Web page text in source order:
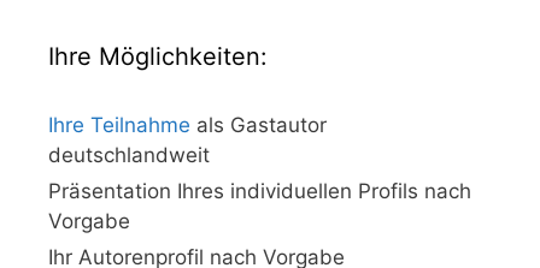
Ihre Möglichkeiten:
Ihre Teilnahme als Gastautor
deutschlandweit
Präsentation Ihres individuellen Profils nach
Vorgabe
Ihr Autorenprofil nach Vorgabe